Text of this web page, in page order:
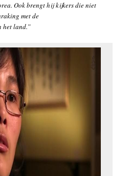
Ook brengt hij kijkers die niet
met de
het land.”